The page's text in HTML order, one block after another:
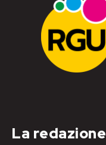
La redazione